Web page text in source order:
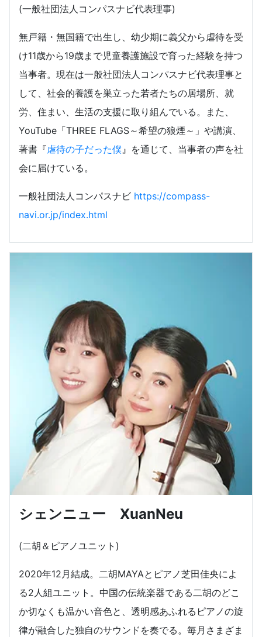
(一般社団法人コンパスナビ代表理事)
無戸籍・無国籍で出生し、幼少期に義父から虐待を受
け11歳から19歳まで児童養護施設で育った経験を持つ
当事者。現在は一般社団法人コンパスナビ代表理事と
して、社会的養護を巣立った若者たちの居場所、就
労、住まい、生活の支援に取り組んでいる。また、
YouTube「THREE FLAGS～希望の狼煙～」や講演、
著書『虐待の子だった僕』を通じて、当事者の声を社
会に届けている。
一般社団法人コンパスナビ https://compass-
navi.or.jp/index.html
シェンニュー XuanNeu
(二胡＆ピアノユニット)
2020年12月結成。二胡MAYAとピアノ芝田佳央によ
る2人組ユニット。中国の伝統楽器である二胡のどこ
か切なくも温かい音色と、透明感あふれるピアノの旋
律が融合した独自のサウンドを奏でる。毎月さまざま